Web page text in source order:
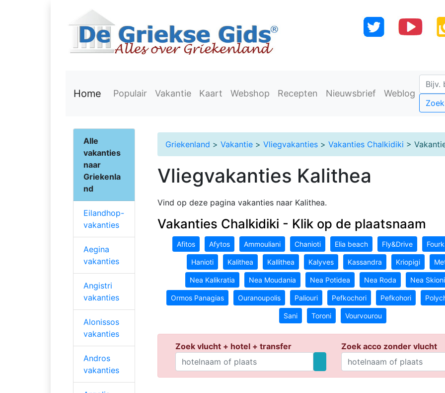
Home Populair Vakantie Kaart Webshop Recepten Nieuwsbrief Weblog
Alle
vakanties
naar
Griekenla
nd
Eilandhop-
vakanties
Aegina
vakanties
Angistri
vakanties
Alonissos
vakanties
Andros
vakanties
Griekenland > Vakantie > Vliegvakanties > Vakanties Chalkidiki >
Vliegvakanties Kalithea
Vind op deze pagina vakanties naar Kalithea.
Vakanties Chalkidiki - Klik op de plaatsnaam
Afitos Afytos Ammouliani Chanioti Elia beach Fly&Drive
Hanioti Kalithea Kallithea Kalyves Kassandra Kriopigi
Nea Kalikratia Nea Moudania Nea Potidea Nea Roda Nea Skioni
Ormos Panagias Ouranoupolis Paliouri Pefkochori Pefkohori
Sani Toroni Vourvourou
Zoek vlucht + hotel + transfer Zoek acco zonder vlucht